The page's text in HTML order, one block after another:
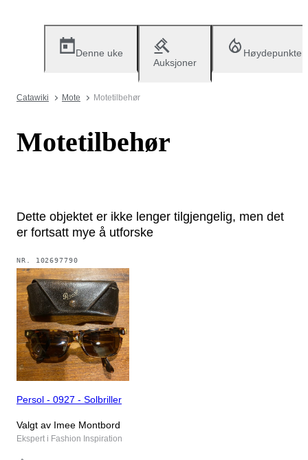
Denne uke
Auksjoner
Høydepunkter
Catawiki Mote Motetilbehør
Motetilbehør
Dette objektet er ikke lenger tilgjengelig, men det
er fortsatt mye å utforske
NR. 102697790
Persol - 0927 - Solbriller
Valgt av Imee Montbord
Ekspert i Fashion Inspiration